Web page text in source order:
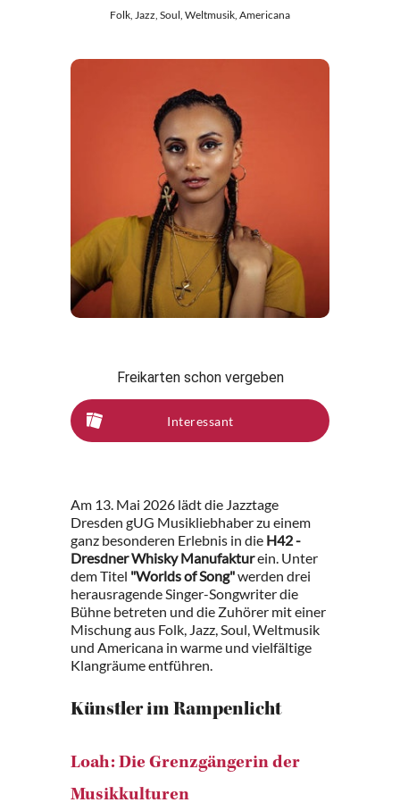
Folk, Jazz, Soul, Weltmusik, Americana
Freikarten schon vergeben
Interessant
Am 13. Mai 2026 lädt die Jazztage
Dresden gUG Musikliebhaber zu einem
ganz besonderen Erlebnis in die H42 -
Dresdner Whisky Manufakturein. Unter
dem Titel "Worlds of Song"werden drei
herausragende Singer-Songwriter die
Bühne betreten und die Zuhörer mit einer
Mischung aus Folk, Jazz, Soul, Weltmusik
und Americana in warme und vielfältige
Klangräume entführen.
Künstler im Rampenlicht
Loah: Die Grenzgängerin der
Musikkulturen